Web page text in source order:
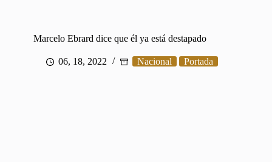
Marcelo Ebrard dice que él ya está destapado
06, 18, 2022 Nacional Portada